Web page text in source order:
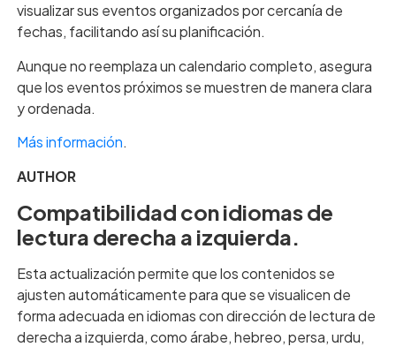
visualizar sus eventos organizados por cercanía de
fechas, facilitando así su planificación.
Aunque no reemplaza un calendario completo, asegura
que los eventos próximos se muestren de manera clara
y ordenada.
Más información.
AUTHOR
Compatibilidad con idiomas de
lectura derecha a izquierda.
Esta actualización permite que los contenidos se
ajusten automáticamente para que se visualicen de
forma adecuada en idiomas con dirección de lectura de
derecha a izquierda, como árabe, hebreo, persa, urdu,